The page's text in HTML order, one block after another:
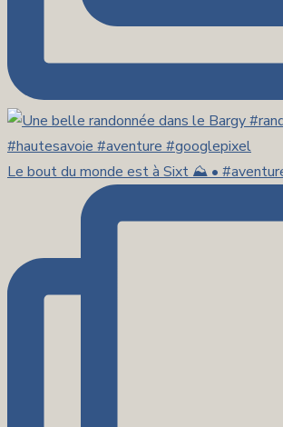
Le bout du monde est à Sixt ⛰️ •